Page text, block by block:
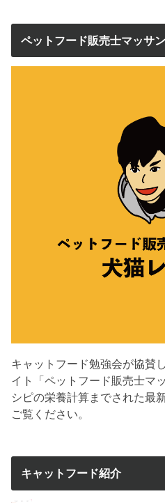
ペットフード販売士マッサ
キャットフード勉強会が協賛
イト「ペットフード販売士マ
シピの栄養計算までされた最
ご覧ください。
キャットフード紹介